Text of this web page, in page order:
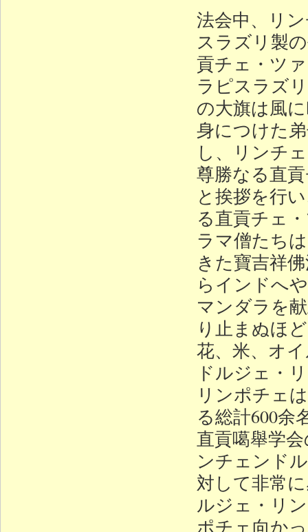
法会中、リ
スラズリ製
貢チェ・ツ
ラピスラズ
の大旗は風
身につけた
し、リンチ
尊勝なる直
と挨拶を行
る直貢チェ
ラマ僧たち
きた寶吉祥
らインドへ
マンダラを
り止まぬほ
花、米、オ
ドルジェ・
リンポチェ
る総計600余
直貢噶舉学
ンチェンド
対して非常
ルジェ・リ
ポチェ向か